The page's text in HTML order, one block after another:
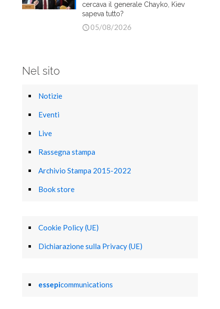
cercava il generale Chayko, Kiev
sapeva tutto?
05/08/2026
Nel sito
Notizie
Eventi
Live
Rassegna stampa
Archivio Stampa 2015-2022
Book store
Cookie Policy (UE)
Dichiarazione sulla Privacy (UE)
essepicommunications